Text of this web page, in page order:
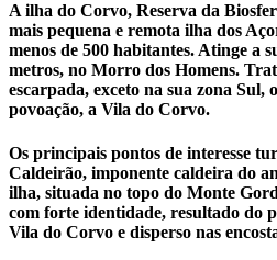
A ilha do Corvo, Reserva da
mais pequena e remota ilha dos
menos de 500 habitantes. Atinge a
metros, no Morro dos Homens.
escarpada, exceto na sua zona Sul,
povoação, a Vila do Corvo.
Os principais pontos de interesse
Caldeirão, imponente caldeira do
ilha, situada no topo do Monte
com forte identidade, resultado do
Vila do Corvo e disperso nas